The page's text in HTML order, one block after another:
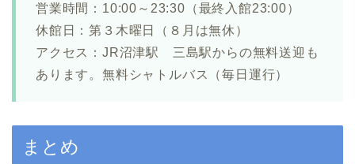
営業時間：10:00～23:30（最終入館23:00）
休館日：第３木曜日（８月は無休）
アクセス：JR沼津駅 三島駅からの無料送迎も
あります。無料シャトルバス（毎日運行）
まとめ